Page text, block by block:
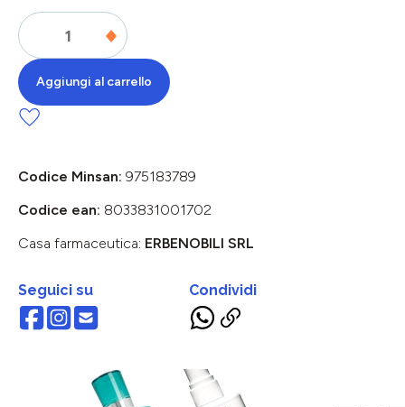
Aggiungi al carrello
Codice Minsan: 975183789
Codice ean: 8033831001702
Casa farmaceutica: ERBENOBILI SRL
Seguici su Condividi